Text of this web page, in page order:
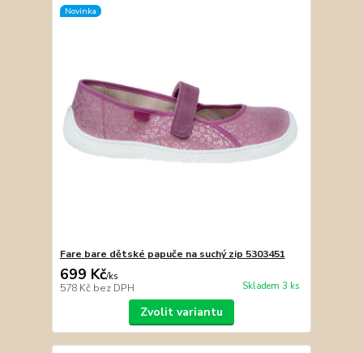
Novinka
Fare bare dětské papuče na suchý zip 5303451
699 Kč/ks
578 Kč bez DPH Skladem 3 ks
Zvolit variantu